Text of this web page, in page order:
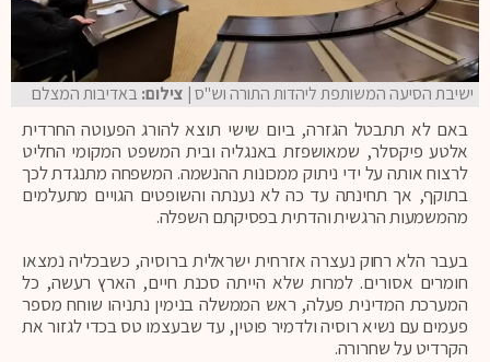
ישיבת הסיעה המשותפת ליהדות התורה וש"ס| צילום: באדיבות המצלם
באם לא תתבטל הגזרה, ביום שישי תוצא להורג הפעוטה החרדית
אלטע פיקסלר, שמאושפזת באנגליה ובית המשפט המקומי החליט
לרצוח אותה על ידי ניתוק ממכונות ההנשמה. המשפחה מתנגדת לכך
בתוקף, אך תחינתה עד כה לא נענתה והשופטים הגויים מתעלמים
מהמשמעות הרגשית והדתית בפסיקתם השפלה.
בעבר הלא רחוק נעצרה אזרחית ישראלית ברוסיה, כשבכליה נמצאו
חומרים אסורים. למרות שלא הייתה סכנת חיים, הארץ רעשה, כל
המערכת המדינית פעלה, ראש הממשלה בנימין נתניהו שוחח מספר
פעמים עם נשיא רוסיה ולדמיר פוטין, עד שבעצמו טס בכדי לגזור את
הקרדיט על שחרורה.